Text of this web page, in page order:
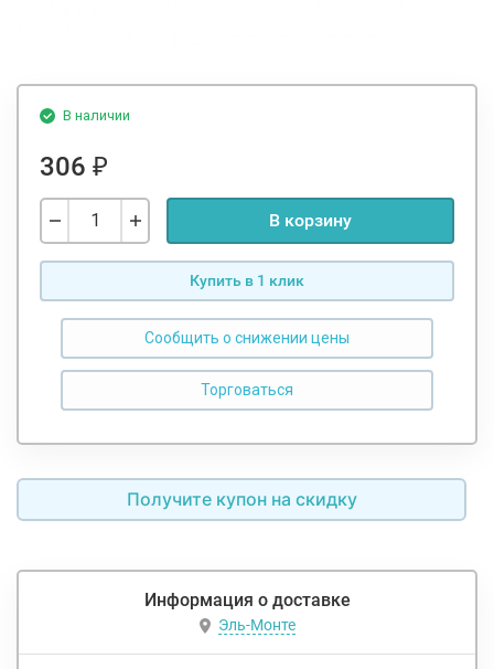
В наличии
306 ₽
В корзину
Купить в 1 клик
Сообщить о снижении цены
Получите купон на скидку
Информация о доставке
Эль-Монте